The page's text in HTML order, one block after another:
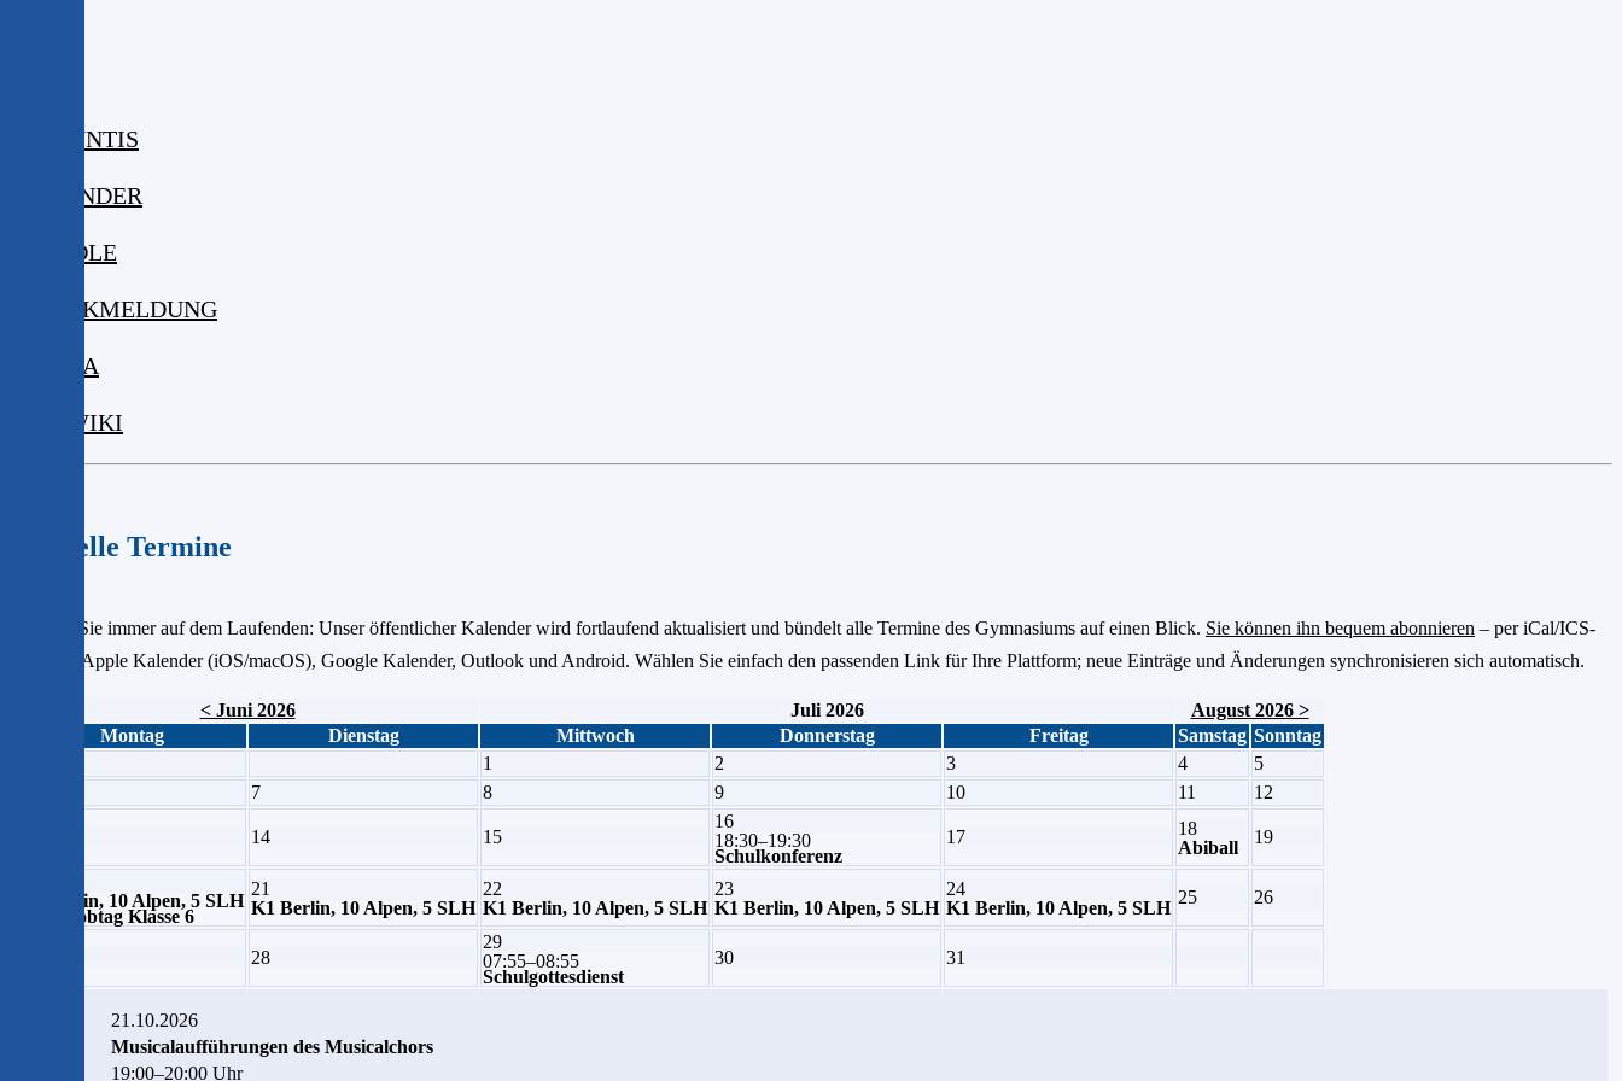
WEBUNTIS
KALENDER
MOODLE
KRANKMELDUNG
MENSA
DIGIWIKI
Aktuelle Termine
Bleiben Sie immer auf dem Laufenden: Unser öffentlicher Kalender wird fortlaufend aktualisiert und bündelt alle Termine des Gymnasiums auf einen Blick. Sie können ihn bequem abonnieren – per iCal/ICS-
Link für Apple Kalender (iOS/macOS), Google Kalender, Outlook und Android. Wählen Sie einfach den passenden Link für Ihre Plattform; neue Einträge und Änderungen synchronisieren sich automatisch.
< Juni 2026 Juli 2026
August 2026 >
Montag
Dienstag Mittwoch Donnerstag Freitag Samstag Sonntag
1
2 3 4
5
7 8 9 10 11 12
14 15
16
18:30–19:30
Schulkonferenz
17
18
Abiball
19
K1 Berlin, 10 Alpen, 5 SLH
Elternjobtag Klasse 6
21
K1 Berlin, 10 Alpen, 5 SLH
22
K1 Berlin, 10 Alpen, 5 SLH
23
K1 Berlin, 10 Alpen, 5 SLH
24
K1 Berlin, 10 Alpen, 5 SLH
25 26
28
29
07:55–08:55
Schulgottesdienst
30 31
21.10.2026
Musicalaufführungen des Musicalchors
19:00–20:00 Uhr